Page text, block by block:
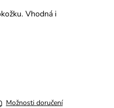
Vhodná i
Možnosti doručení